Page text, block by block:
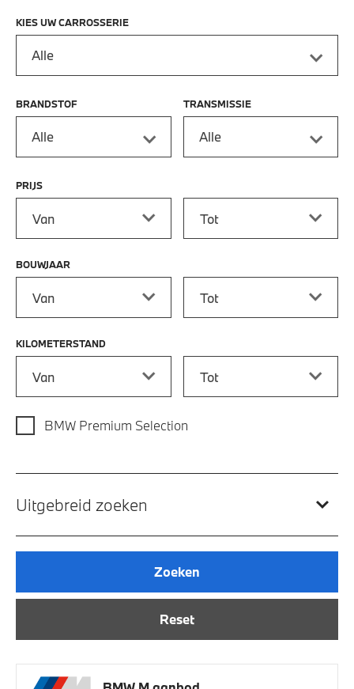
KIES UW CARROSSERIE
Alle
BRANDSTOF
Alle
TRANSMISSIE
Alle
PRIJS
BOUWJAAR
KILOMETERSTAND
BMW Premium Selection
Uitgebreid zoeken
Reset
Zoeken